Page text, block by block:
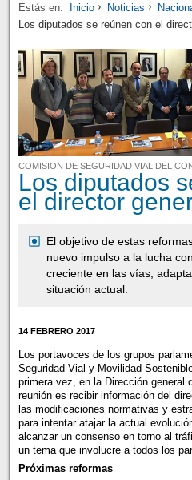
Estás en: Inicio Noticias
Los diputados se reúnen con el
COMISION DE SEGURIDAD VIAL DEL
Los diputados
el director
El objetivo de estas
nuevo impulso a la lucha
creciente en las vías,
situación actual.
14 FEBRERO 2017
Los portavoces de los grupos
Seguridad Vial y Movilidad
primera vez, en la Dirección general
reunión es recibir información del
las modificaciones normativas y
para intentar atajar la actual
alcanzar un consenso en torno al
un tema que involucre a todos los
Próximas reformas